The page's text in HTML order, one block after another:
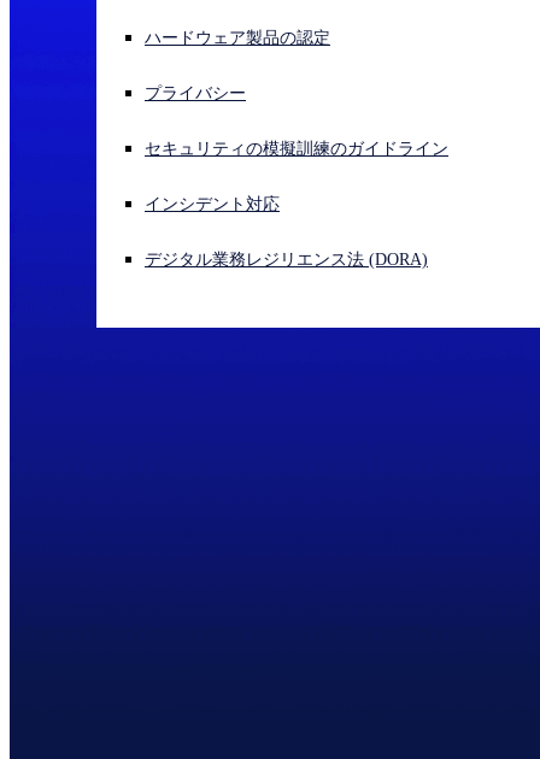
サイバー攻撃を受けている場合、連絡先はこちら
ハードウェア製品の認定
プライバシー
セキュリティの模擬訓練のガイドライン
インシデント対応
デジタル業務レジリエンス法 (DORA)